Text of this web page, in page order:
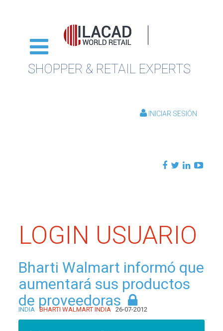
SHOPPER & RETAIL EXPERTS
INICIAR SESIÓN
LOGIN USUARIO
Bharti Walmart informó que
aumentará sus productos
de proveedoras
INDIA BHARTI WALMART INDIA 26-07-2012